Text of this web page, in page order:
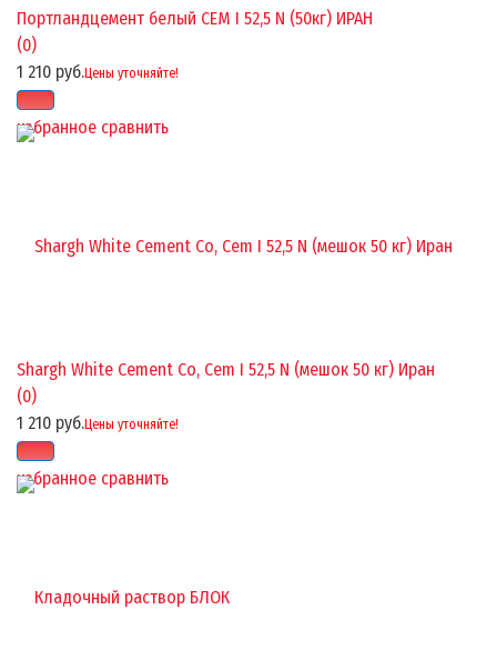
избранное сравнить
Портландцемент белый CEM I 52,5 N (50кг) ИРАН
(0)
1 210 руб.Цены уточняйте!
избранное сравнить
Shargh White Cement Co, Cem I 52,5 N (мешок 50 кг) Иран
(0)
1 210 руб.Цены уточняйте!